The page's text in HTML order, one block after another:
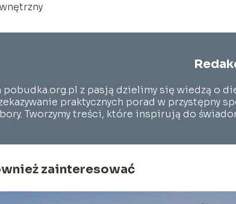
pobudka.org.pl z pasją dzielimy się wiedzą o
praktycznych porad w przystępny
Tworzymy treści, które inspirują do
zainteresować